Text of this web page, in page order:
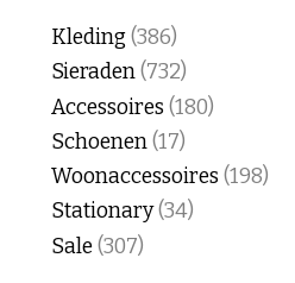
Kleding(386)
Sieraden(732)
Accessoires (180)
Schoenen(17)
Woonaccessoires (198)
Stationary(34)
Sale(307)